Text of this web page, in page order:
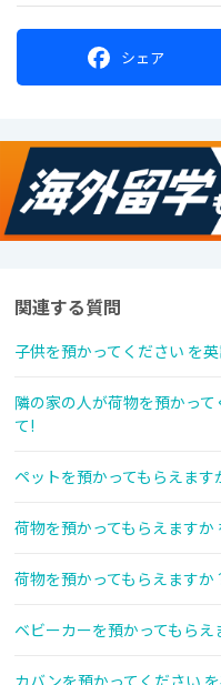
シェア
関連する質問
子供を預かってください を
隣の家の人が荷物を預かっ
て!
ペットを預かってもらえます
荷物を預かってもらえますか
荷物を預かってもらえますか
ベビーカーを預かってもら